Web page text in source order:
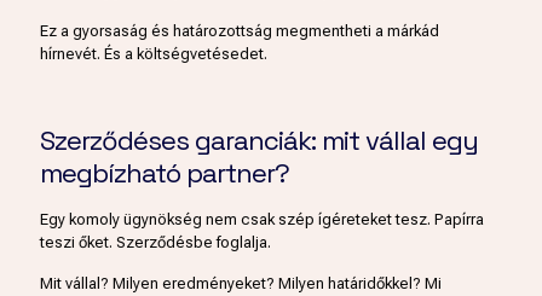
Ez a gyorsaság és határozottság megmentheti a márkád
hírnevét. És a költségvetésedet.
Szerződéses garanciák: mit vállal egy
megbízható partner?
Egy komoly ügynökség nem csak szép ígéreteket tesz. Papírra
teszi őket. Szerződésbe foglalja.
Mit vállal? Milyen eredményeket? Milyen határidőkkel? Mi